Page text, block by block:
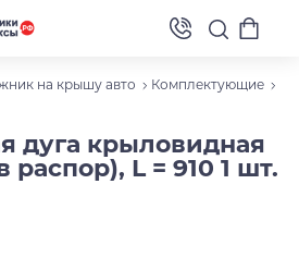
на крышу авто
Комплектующие
дуга крыловидная
L = 910 1 шт.